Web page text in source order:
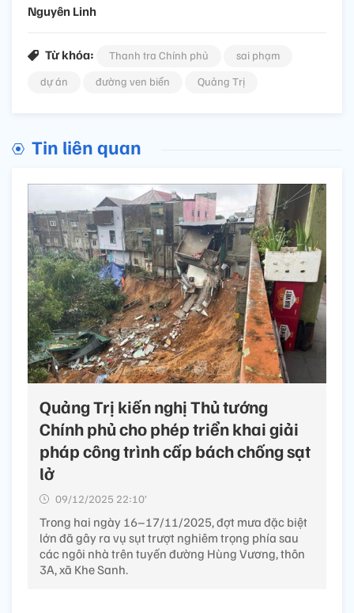
Nguyên Linh
Từ khóa: Thanh tra Chính phủ
sai phạm
dự án
đường ven biển Quảng Trị
Tin liên quan
Quảng Trị kiến nghị Thủ tướng
Chính phủ cho phép triển khai giải
pháp công trình cấp bách chống sạt
lở
09/12/2025 22:10’
Trong hai ngày 16–17/11/2025, đợt mưa đặc biệt
lớn đã gây ra vụ sụt trượt nghiêm trọng phía sau
các ngôi nhà trên tuyến đường Hùng Vương, thôn
3A, xã Khe Sanh.